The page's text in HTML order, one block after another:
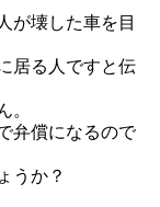
が壊した車を目
居る人ですと伝
。
弁償になるので
うか？